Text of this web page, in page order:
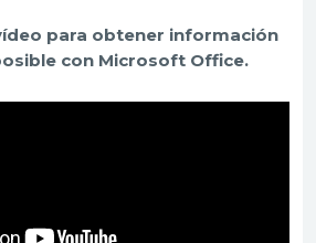
para obtener información
con Microsoft Office.